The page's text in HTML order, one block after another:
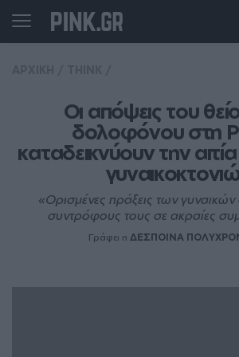
Οι απόψεις του
δολοφόνου στη
καταδεικνύουν την
«Ορισμένες πράξεις των
συντρόφους τους σε ακραίες
Γράφει η ΔΕΣΠΟΙΝΑ